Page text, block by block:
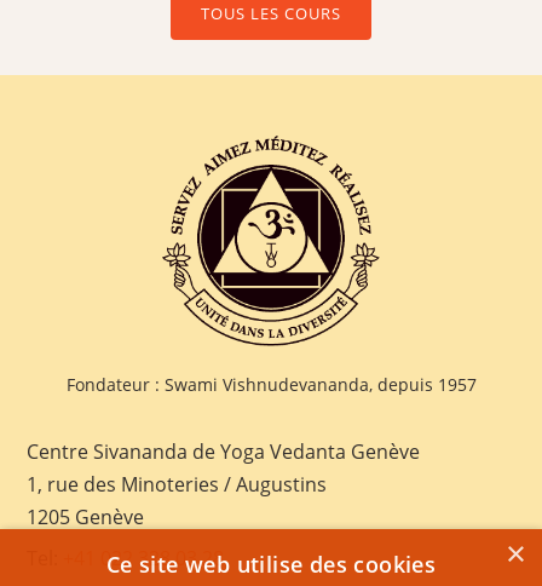
TOUS LES COURS
Fondateur : Swami Vishnudevananda, depuis 1957
Centre Sivananda de Yoga Vedanta Genève
1, rue des Minoteries / Augustins
1205 Genève
+41 022 328 03 28 ×
Ce site web utilise des cookies